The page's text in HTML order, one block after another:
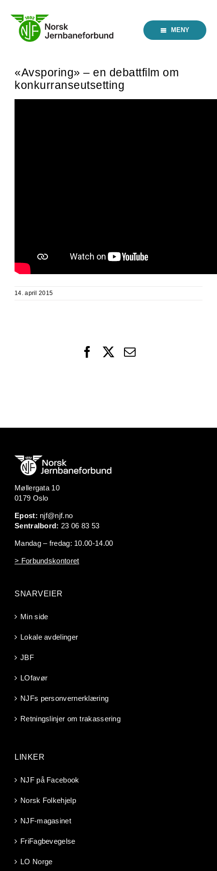
content
MENY
«Avsporing» – en debattfilm om
konkurranseutsetting
14. april 2015
FacebookEmail
Møllergata 10
0179 Oslo
Epost: njf@njf.no
Sentralbord: 23 06 83 53
Mandag – fredag: 10.00-14.00
> Forbundskontoret
SNARVEIER
Min side
Lokale avdelinger
JBF
LOfavør
NJFs personvernerklæring
Retningslinjer om trakassering
LINKER
NJF på Facebook
Norsk Folkehjelp
NJF-magasinet
FriFagbevegelse
LO Norge